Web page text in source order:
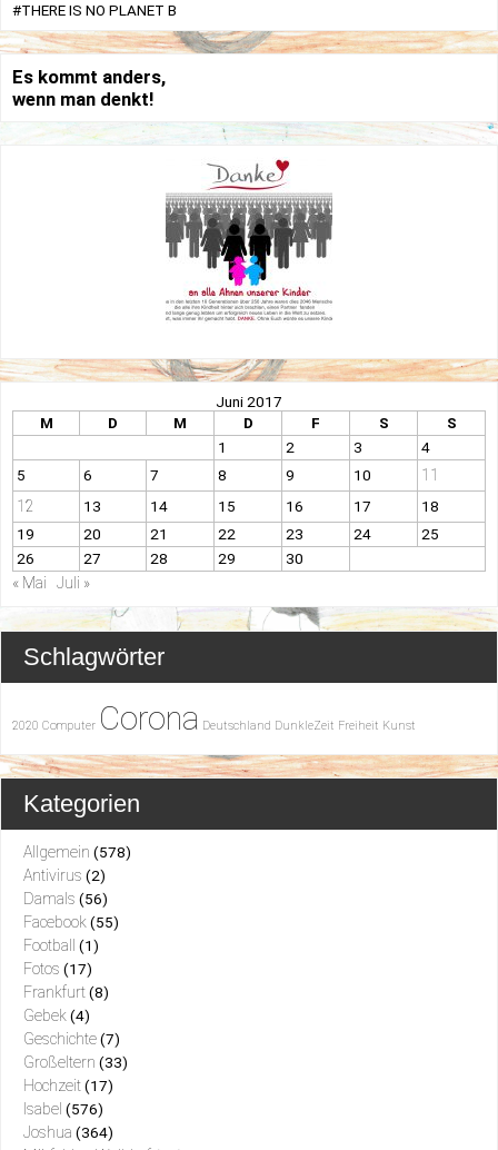
#THERE IS NO PLANET B
Es kommt anders,
wenn man denkt!
Juni 2017
M
D M D F S
S
1
2 3
4
5
6 7 8 9 10
11
12
13 14 15 16 17
18
19
20 21 22 23 24
25
26
27 28 29 30
« Mai Juli »
Schlagwörter
2020 Computer Corona Deutschland DunkleZeit Freiheit Kunst
Kategorien
Allgemein (578)
Antivirus (2)
Damals (56)
Facebook (55)
Football (1)
Fotos (17)
Frankfurt (8)
Gebek (4)
Geschichte (7)
Großeltern (33)
Hochzeit (17)
Isabel (576)
Joshua (364)